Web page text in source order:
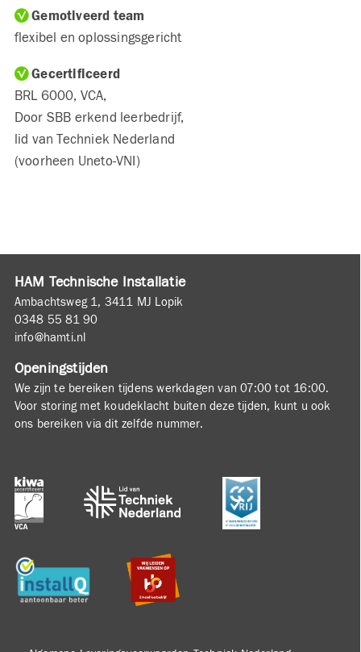
Gemotiveerd team
flexibel en oplossingsgericht
Gecertificeerd
BRL 6000, VCA,
Door SBB erkend leerbedrijf,
lid van Techniek Nederland
(voorheen Uneto-VNI)
HAM Technische Installatie
Ambachtsweg 1, 3411 MJ Lopik
0348 55 81 90
info@hamti.nl
Openingstijden
We zijn te bereiken tijdens werkdagen van 07:00 tot 16:00.
Voor storing met koudeklacht buiten deze tijden, kunt u ook
ons bereiken via dit zelfde nummer.